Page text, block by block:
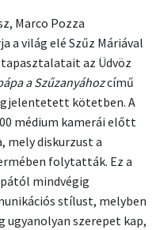
Marco Pozza
a világ elé Szűz Máriával
az Üdvöz
a Szűzanyáhozcímű
kötetben. A
médium kamerái előtt
diskurzust a
folytatták. Ez a
mindvégig
stílust, melyben
ugyanolyan szerepet kap,